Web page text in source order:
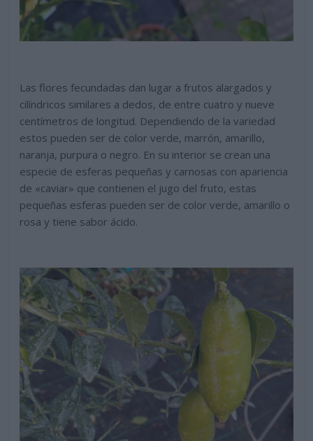
Las flores fecundadas dan lugar a frutos alargados y
cilíndricos similares a dedos, de entre cuatro y nueve
centímetros de longitud. Dependiendo de la variedad
estos pueden ser de color verde, marrón, amarillo,
naranja, purpura o negro. En su interior se crean una
especie de esferas pequeñas y carnosas con apariencia
de «caviar» que contienen el jugo del fruto, estas
pequeñas esferas pueden ser de color verde, amarillo o
rosa y tiene sabor ácido.